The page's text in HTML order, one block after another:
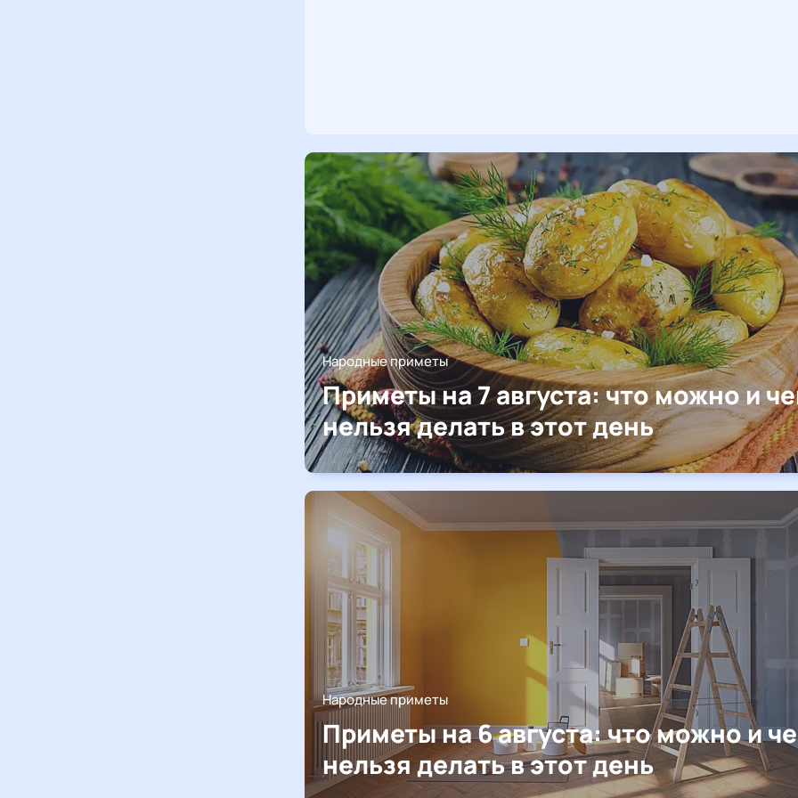
Народные приметы
Приметы на 7 августа: что можно и
нельзя делать в этот день
Народные приметы
Приметы на 6 августа: что можно и
нельзя делать в этот день